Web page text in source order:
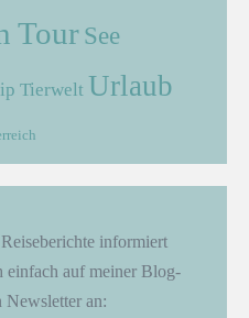
Tour See
Tierwelt Urlaub
informiert
einfach auf meiner Blog-
Newsletter an: